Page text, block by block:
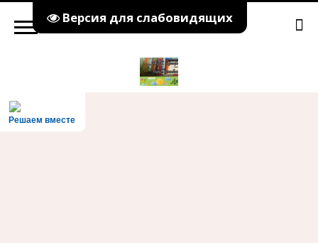
Версия для слабовидящих
Решаем вместе